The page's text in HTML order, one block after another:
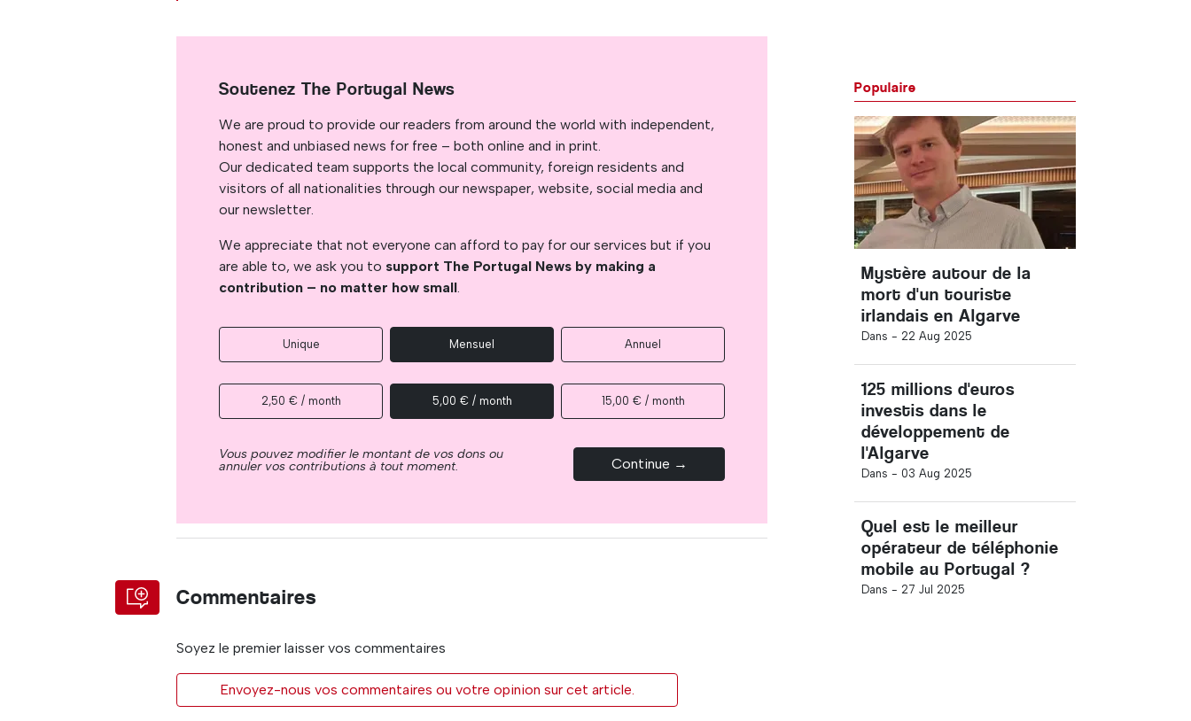
Soutenez The Portugal News
We are proud to provide our readers from around the world with independent,
honest and unbiased news for free – both online and in print.
Our dedicated team supports the local community, foreign residents and
visitors of all nationalities through our newspaper, website, social media and
our newsletter.
We appreciate that not everyone can afford to pay for our services but if you
are able to, we ask you to support The Portugal News by making a
contribution – no matter how small.
Unique Mensuel Annuel
2,50 € / month 5,00 € / month 15,00 € / month
Vous pouvez modifier le montant de vos dons ou
annuler vos contributions à tout moment. Continue →
Commentaires
Soyez le premier laisser vos commentaires
Envoyez-nous vos commentaires ou votre opinion sur cet article.
Populaire
Mystère autour de la
mort d'un touriste
irlandais en Algarve
Dans - 22 Aug 2025
125 millions d'euros
investis dans le
développement de
l'Algarve
Dans - 03 Aug 2025
Quel est le meilleur
opérateur de téléphonie
mobile au Portugal ?
Dans - 27 Jul 2025